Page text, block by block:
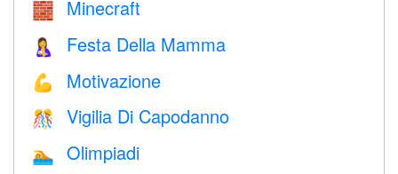
🧱 Minecraft
🤱 Festa Della Mamma
💪 Motivazione
🎊 Vigilia Di Capodanno
🏊 Olimpiadi